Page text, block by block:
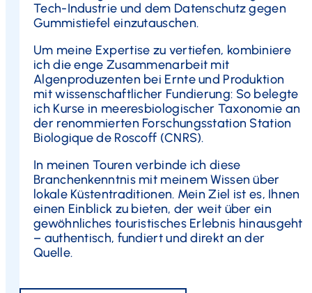
Tech-Industrie und dem Datenschutz gegen
Gummistiefel einzutauschen.
Um meine Expertise zu vertiefen, kombiniere
ich die enge Zusammenarbeit mit
Algenproduzenten bei Ernte und Produktion
mit wissenschaftlicher Fundierung: So belegte
ich Kurse in meeresbiologischer Taxonomie an
der renommierten Forschungsstation Station
Biologique de Roscoff (CNRS).
In meinen Touren verbinde ich diese
Branchenkenntnis mit meinem Wissen über
lokale Küstentraditionen. Mein Ziel ist es, Ihnen
einen Einblick zu bieten, der weit über ein
gewöhnliches touristisches Erlebnis hinausgeht
– authentisch, fundiert und direkt an der
Quelle.